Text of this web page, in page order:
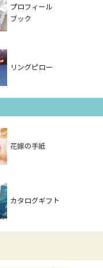
プロフィール
ブック
リングピロー
花嫁の手紙
カタログギフト